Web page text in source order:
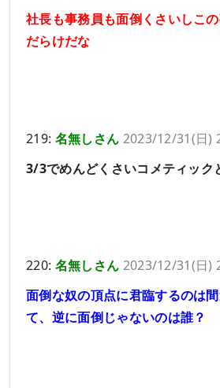
社長も事務員も面倒くさいしこ
だらけだな
219: 名無しさん 2023/12/31(日)
3/3でめんどくさいコメティック
220: 名無しさん 2023/12/31(日)
面倒な奴の頂点に君臨するのは
て、逆に面倒じゃないのは誰？